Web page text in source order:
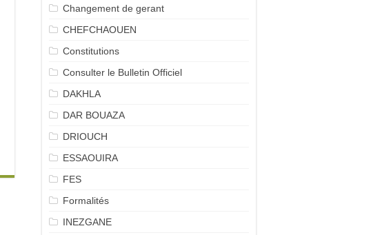
Changement de gerant
CHEFCHAOUEN
Constitutions
Consulter le Bulletin Officiel
DAKHLA
DAR BOUAZA
DRIOUCH
ESSAOUIRA
FES
Formalités
INEZGANE